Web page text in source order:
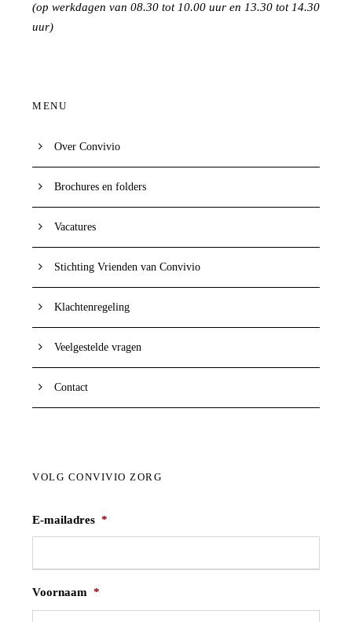
(op werkdagen van 08.30 tot 10.00 uur en 13.30 tot 14.30
uur)
MENU
Over Convivio
Brochures en folders
Vacatures
Stichting Vrienden van Convivio
Klachtenregeling
Veelgestelde vragen
Contact
VOLG CONVIVIO ZORG
E-mailadres *
Voornaam *